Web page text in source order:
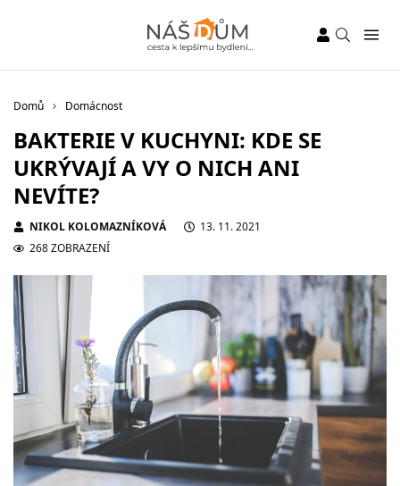
Domů Domácnost
BAKTERIE V KUCHYNI: KDE SE
UKRÝVAJÍ A VY O NICH ANI
NEVÍTE?
NIKOL KOLOMAZNÍKOVÁ
13. 11. 2021
268 ZOBRAZENÍ